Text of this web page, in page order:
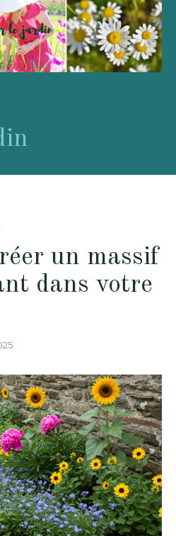
un massif
dans votre